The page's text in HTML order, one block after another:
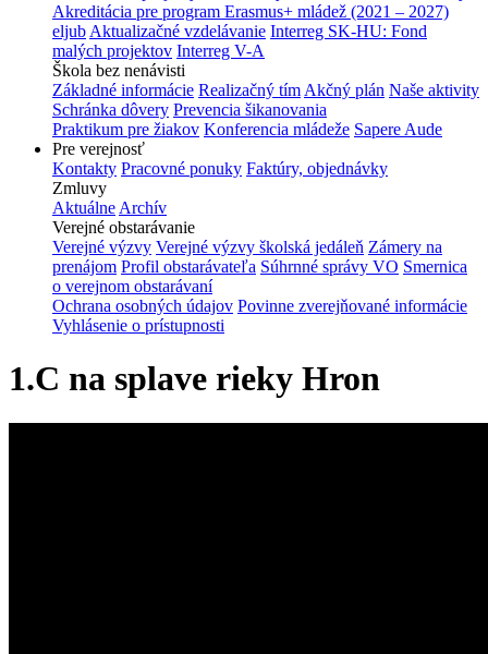
Akreditácia pre program Erasmus+ mládež (2021 – 2027)
eljub Aktualizačné vzdelávanie Interreg SK-HU: Fond
malých projektov Interreg V-A
Škola bez nenávisti
Základné informácie Realizačný tím Akčný plán Naše aktivity
Schránka dôvery Prevencia šikanovania
Praktikum pre žiakov Konferencia mládeže Sapere Aude
Pre verejnosť
Kontakty Pracovné ponuky Faktúry, objednávky
Zmluvy
Aktuálne Archív
Verejné obstarávanie
Verejné výzvy Verejné výzvy školská jedáleň Zámery na
prenájom Profil obstarávateľa Súhrnné správy VO Smernica
o verejnom obstarávaní
Ochrana osobných údajov Povinne zverejňované informácie
Vyhlásenie o prístupnosti
1.C na splave rieky Hron